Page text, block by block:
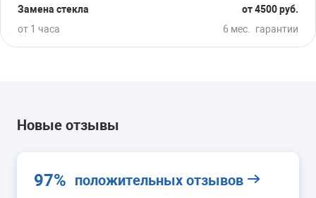
Замена стекла
от 4500 руб.
от 1 часа
6 мес. гарантии
Новые отзывы
97% положительных отзывов